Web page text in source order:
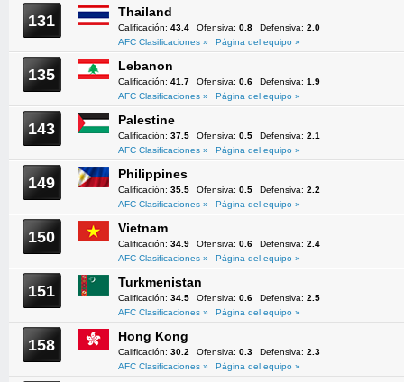
131 Thailand
Calificación: 43.4 Ofensiva: 0.8 Defensiva: 2.0
AFC Clasificaciones »
Página del equipo »
135 Lebanon
Calificación: 41.7 Ofensiva: 0.6 Defensiva: 1.9
AFC Clasificaciones »
Página del equipo »
143 Palestine
Calificación: 37.5 Ofensiva: 0.5 Defensiva: 2.1
AFC Clasificaciones »
Página del equipo »
149 Philippines
Calificación: 35.5 Ofensiva: 0.5 Defensiva: 2.2
AFC Clasificaciones »
Página del equipo »
150 Vietnam
Calificación: 34.9 Ofensiva: 0.6 Defensiva: 2.4
AFC Clasificaciones »
Página del equipo »
151 Turkmenistan
Calificación: 34.5 Ofensiva: 0.6 Defensiva: 2.5
AFC Clasificaciones »
Página del equipo »
158 Hong Kong
Calificación: 30.2 Ofensiva: 0.3 Defensiva: 2.3
AFC Clasificaciones »
Página del equipo »